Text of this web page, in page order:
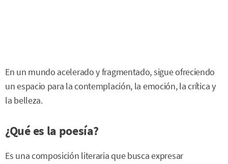
En un mundo acelerado y fragmentado, sigue ofreciendo
un espacio para la contemplación, la emoción, la crítica y
la belleza.
¿Qué es la poesía?
Es una composición literaria que busca expresar